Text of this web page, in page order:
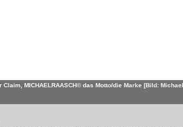
MICHAELRAASCH© das Motto/die Marke [Bild: